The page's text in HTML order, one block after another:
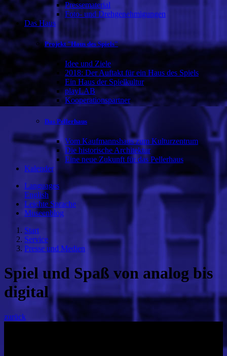
Pressematerial
Foto- und Drehgenehmigungen
Das Haus
Projekt "Haus des Spiels"
Idee und Ziele
2018: Der Auftakt für ein Haus des Spiels
Ein Haus der Spielkultur
playLAB
Kooperationspartner
Das Pellerhaus
Vom Kaufmannshaus zum Kulturzentrum
Die historische Architektur
Eine neue Zukunft für das Pellerhaus
Kalender
Languages
English
Leichte Sprache
Museenblog
Start
Service
Presse und Medien
Spiel und Spaß von analog bis
digital
zurück